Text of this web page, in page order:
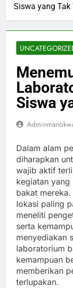
Siswa yang Tak
Siswa
Dalam alam
diharapkan
wajib aktif
kegiatan yang
bakat
lokasi paling
meneliti
serta
menyediakan
laboratorium
kemampuan
memberikan
terlupakan.